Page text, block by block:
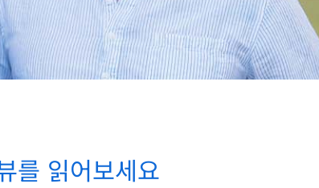
를 읽어보세요